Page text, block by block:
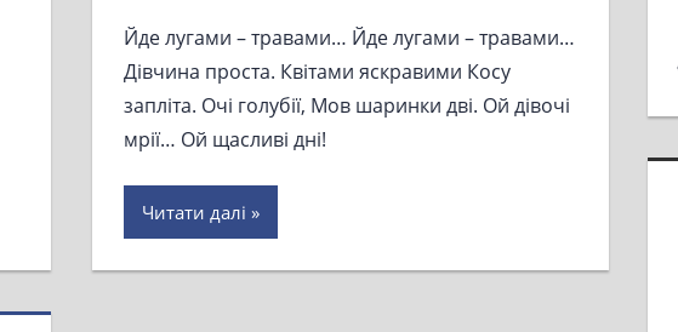
Йде лугами – травами… Йде лугами – травами…
Дівчина проста. Квітами яскравими Косу
запліта. Очі голубії, Мов шаринки дві. Ой дівочі
мрії… Ой щасливі дні!
Читати далі